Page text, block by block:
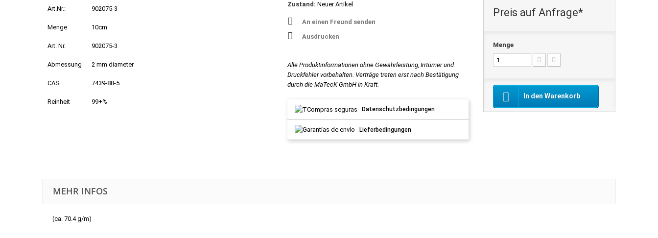
Art.Nr.: 902075-3
Menge 10cm
Art. Nr. 902075-3
Abmessung 2 mm diameter
CAS 7439-88-5
Reinheit 99+%
Zustand: Neuer Artikel
An einen Freund senden
Ausdrucken
Alle Produktinformationen ohne Gewährleistung, Irrtümer und
Druckfehler vorbehalten. Verträge treten erst nach Bestätigung
durch die MaTecK GmbH in Kraft.
Datenschutzbedingungen
Lieferbedingungen
Preis auf Anfrage*
Menge
In den Warenkorb
MEHR INFOS
(ca. 70.4 g/m)